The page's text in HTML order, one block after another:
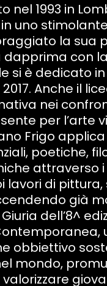
nel 1993 in
uno
la sua
con
si è dedicato
Anche il
nei
per l’arte
Frigo
poetiche,
attraverso
lavori di
già
dell’8^
obbiettivo
mondo,